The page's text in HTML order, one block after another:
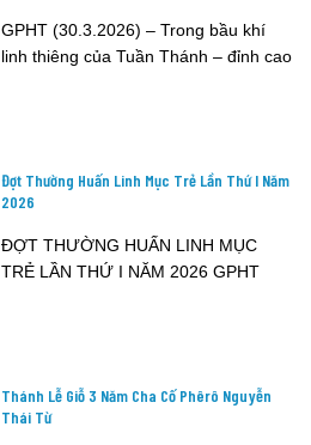
GPHT (30.3.2026) – Trong bầu khí
linh thiêng của Tuần Thánh – đỉnh cao
Đợt Thường Huấn Linh Mục Trẻ Lần Thứ I Năm
2026
ĐỢT THƯỜNG HUẤN LINH MỤC
TRẺ LẦN THỨ I NĂM 2026 GPHT
Thánh Lễ Giỗ 3 Năm Cha Cố Phêrô Nguyễn
Thái Từ